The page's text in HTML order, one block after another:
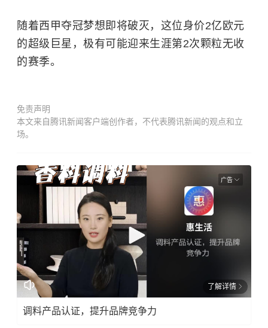
随着西甲夺冠梦想即将破灭，这位身价2亿欧元
的超级巨星，极有可能迎来生涯第2次颗粒无收
的赛季。
免责声明
本文来自腾讯新闻客户端创作者，不代表腾讯新闻的观点和立
场。
广告
了解详情
调料产品认证，提升品牌竞争力